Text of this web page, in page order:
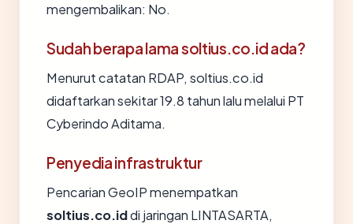
mengembalikan: No.
Sudah berapa lama soltius.co.id ada?
Menurut catatan RDAP, soltius.co.id
didaftarkan sekitar 19.8 tahun lalu melalui PT
Cyberindo Aditama.
Penyedia infrastruktur
Pencarian GeoIP menempatkan
soltius.co.iddi jaringan LINTASARTA,